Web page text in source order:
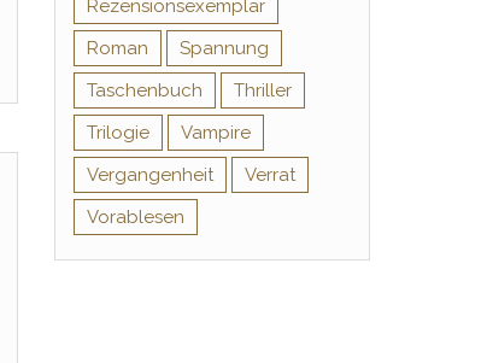
Rezensionsexemplar
Roman
Spannung
Taschenbuch
Thriller
Trilogie
Vampire
Vergangenheit
Verrat
Vorablesen